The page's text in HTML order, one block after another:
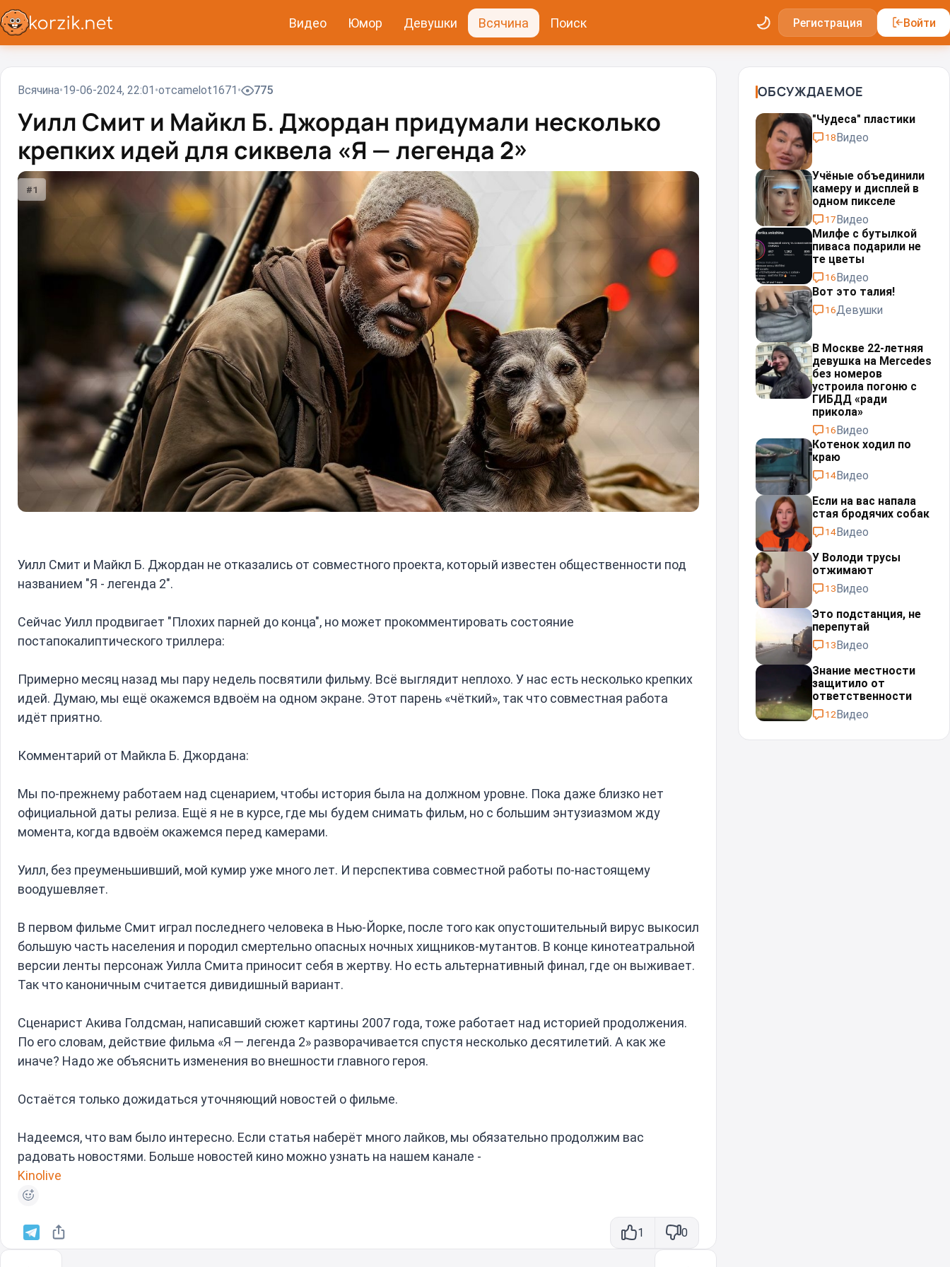
Видео Юмор Девушки Всячина Поиск Регистрация Войти
Всячина 19-06-2024, 22:01 отcamelot1671 775
Уилл Смит и Майкл Б. Джордан придумали несколько
крепких идей для сиквела «Я — легенда 2»
#1
Уилл Смит и Майкл Б. Джордан не отказались от совместного проекта, который известен общественности под
названием "Я - легенда 2".
Сейчас Уилл продвигает "Плохих парней до конца", но может прокомментировать состояние
постапокалиптического триллера:
Примерно месяц назад мы пару недель посвятили фильму. Всё выглядит неплохо. У нас есть несколько крепких
идей. Думаю, мы ещё окажемся вдвоём на одном экране. Этот парень «чёткий», так что совместная работа
идёт приятно.
Комментарий от Майкла Б. Джордана:
Мы по-прежнему работаем над сценарием, чтобы история была на должном уровне. Пока даже близко нет
официальной даты релиза. Ещё я не в курсе, где мы будем снимать фильм, но с большим энтузиазмом жду
момента, когда вдвоём окажемся перед камерами.
Уилл, без преуменьшивший, мой кумир уже много лет. И перспектива совместной работы по-настоящему
воодушевляет.
В первом фильме Смит играл последнего человека в Нью-Йорке, после того как опустошительный вирус выкосил
большую часть населения и породил смертельно опасных ночных хищников-мутантов. В конце кинотеатральной
версии ленты персонаж Уилла Смита приносит себя в жертву. Но есть альтернативный финал, где он выживает.
Так что каноничным считается дивидишный вариант.
Сценарист Акива Голдсман, написавший сюжет картины 2007 года, тоже работает над историей продолжения.
По его словам, действие фильма «Я — легенда 2» разворачивается спустя несколько десятилетий. А как же
иначе? Надо же объяснить изменения во внешности главного героя.
Ocтaётcя тoлькo дoжидaтьcя yтoчняющий нoвocтeй o фильмe.
Надеемся, что вам было интересно. Если статья наберёт много лайков, мы обязательно продолжим вас
радовать новостями. Больше новостей кино можно узнать на нашем канале -
Kinolive
1 0
ОБСУЖДАЕМОЕ
"Чудеса" пластики⁠⁠
18Видео
Учёные объединили
камеру и дисплей в
одном пикселе
17Видео
Милфе с бутылкой
пиваса подарили не
те цветы
16Видео
Вот это талия!
16Девушки
В Москве 22-летняя
девушка на Mercedes
без номеров
устроила погоню с
ГИБДД «ради
прикола»
16Видео
Котенок ходил по
краю
14Видео
Если на вас напала
стая бродячих собак
14Видео
У Володи трусы
отжимают
13Видео
Это подстанция, не
перепутай⁠⁠
13Видео
Знание местности
защитило от
ответственности
12Видео